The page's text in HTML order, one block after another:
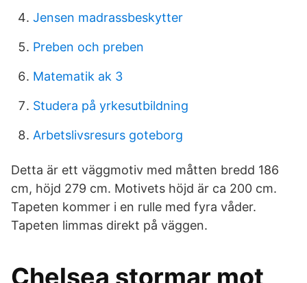
Jensen madrassbeskytter
Preben och preben
Matematik ak 3
Studera på yrkesutbildning
Arbetslivsresurs goteborg
Detta är ett väggmotiv med måtten bredd 186
cm, höjd 279 cm. Motivets höjd är ca 200 cm.
Tapeten kommer i en rulle med fyra våder.
Tapeten limmas direkt på väggen.
Chelsea stormar mot